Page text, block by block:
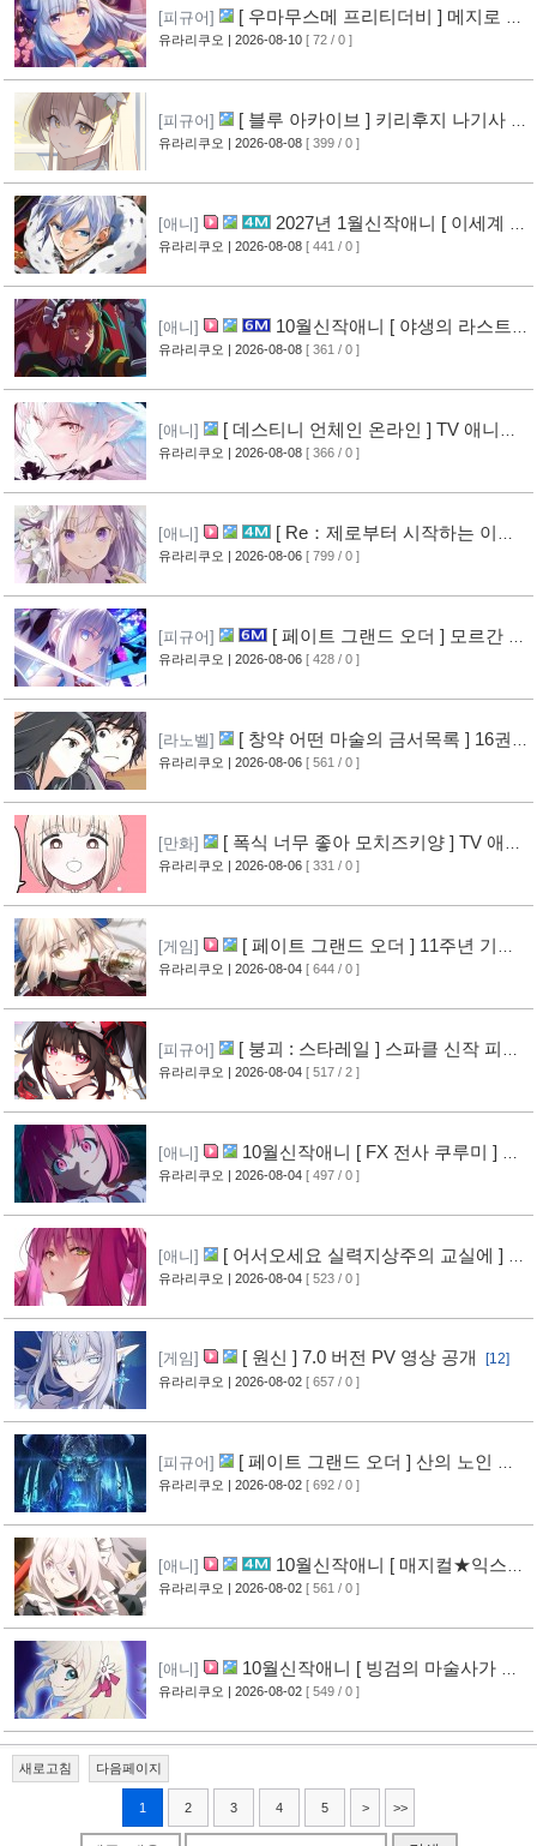
[피규어]
[ 우마무스메 프리티더비 ] 메지로 아
르당 신작 피규어 공개 [2]
유라리쿠오 | 2026-08-10 [ 72 / 0 ]
[피규어]
[ 블루 아카이브 ] 키리후지 나기사 신
작 피규어 공개 [12]
유라리쿠오 | 2026-08-08 [ 399 / 0 ]
[애니]
2027년 1월신작애니 [ 이세계 전
생 소동기 ] PV 영상 공개
유라리쿠오 | 2026-08-08 [ 441 / 0 ]
[애니]
10월신작애니 [ 야생의 라스트
보스가 나타났다! ] 2기 PV 영상 공개
유라리쿠오 | 2026-08-08 [ 361 / 0 ]
[애니]
[ 데스티니 언체인 온라인 ] TV 애니메
이션화 결정 [9]
유라리쿠오 | 2026-08-08 [ 366 / 0 ]
[애니]
[ Re：제로부터 시작하는 이세
계 생활 ] 4기 탈환편 PV 영상 공개
유라리쿠오 | 2026-08-06 [ 799 / 0 ]
[피규어]
[ 페이트 그랜드 오더 ] 모르간 르
페이 신작 피규어 공개
[10]
유라리쿠오 | 2026-08-06 [ 428 / 0 ]
[라노벨]
[ 창약 어떤 마술의 금서목록 ] 16권
표지 공개
[13]
유라리쿠오 | 2026-08-06 [ 561 / 0 ]
[만화]
[ 폭식 너무 좋아 모치즈키양 ] TV 애니
메이션화 결정 [13]
유라리쿠오 | 2026-08-06 [ 331 / 0 ]
[게임]
[ 페이트 그랜드 오더 ] 11주년 기념
영상 공개
[11]
유라리쿠오 | 2026-08-04 [ 644 / 0 ]
[피규어]
[ 붕괴 : 스타레일 ] 스파클 신작 피규
어 공개
[9]
유라리쿠오 | 2026-08-04 [ 517 / 2 ]
[애니]
10월신작애니 [ FX 전사 쿠루미 ] PV
영상 공개
[9]
유라리쿠오 | 2026-08-04 [ 497 / 0 ]
[애니]
[ 어서오세요 실력지상주의 교실에 ] 블
루레이 VOL.2 표지 공개 [11]
유라리쿠오 | 2026-08-04 [ 523 / 0 ]
[게임] [ 원신 ] 7.0 버전 PV 영상 공개 [12]
유라리쿠오 | 2026-08-02 [ 657 / 0 ]
[피규어]
[ 페이트 그랜드 오더 ] 산의 노인 신
작 피규어 공개 [17]
유라리쿠오 | 2026-08-02 [ 692 / 0 ]
[애니]
10월신작애니 [ 매지컬★익스플
로러 ] PV 영상 공개 [12]
유라리쿠오 | 2026-08-02 [ 561 / 0 ]
[애니]
10월신작애니 [ 빙검의 마술사가 세
계를 다스린다 ] 2기 PV 영상 공개
유라리쿠오 | 2026-08-02 [ 549 / 0 ]
새로고침 다음페이지
1 2 3 4 5 > >>